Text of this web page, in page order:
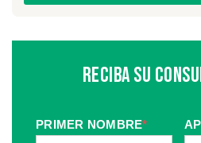
Reciba Su
PRIMER NOMBRE*